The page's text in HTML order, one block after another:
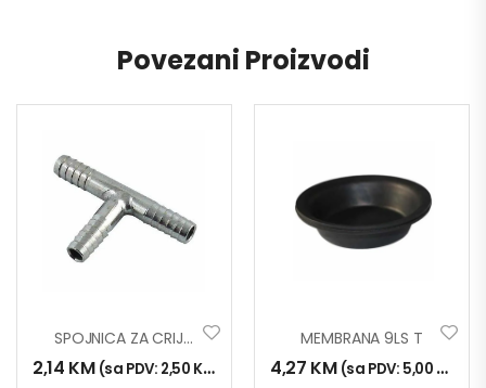
Povezani Proizvodi
SPOJNICA ZA CRIJEVO T10mm
2,14 KM (sa PDV: 2,50 KM
MEMBRANA 9LS T
4,27 KM (sa PDV: 5,00 KM